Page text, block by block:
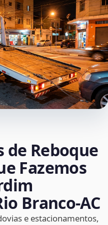
de Reboque
Fazemos
Branco‑AC
e estacionamentos,